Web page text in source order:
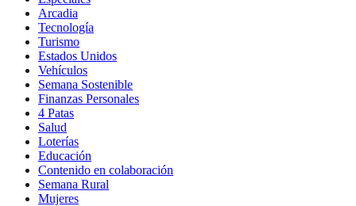
Arcadia
Tecnología
Turismo
Estados Unidos
Vehículos
Semana Sostenible
Finanzas Personales
4 Patas
Salud
Loterías
Educación
Contenido en colaboración
Semana Rural
Mujeres